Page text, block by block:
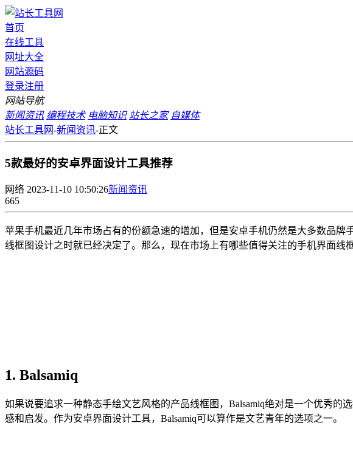
首页
在线工具
网址大全
网站源码
登录注册
网站导航
新闻资讯 编程技术 电脑知识 站长之家 自媒体
站长工具网-新闻资讯-正文
5款最好的安卓界面设计工具推荐
网络 2023-11-10 10:50:26新闻资讯
665
苹果手机最近几年市场占有的份额急速的增加，但是安卓手机仍然是大多数品
线框图设计之时就已经决定了。那么，现在市场上有哪些值得关注的手机界面线
1. Balsamiq
如果说要追求一种静态手绘文艺风格的产品线框图，Balsamiq绝对是一个优秀
感和启发。作为安卓界面设计工具，Balsamiq可以算作是文艺青年的选项之一。